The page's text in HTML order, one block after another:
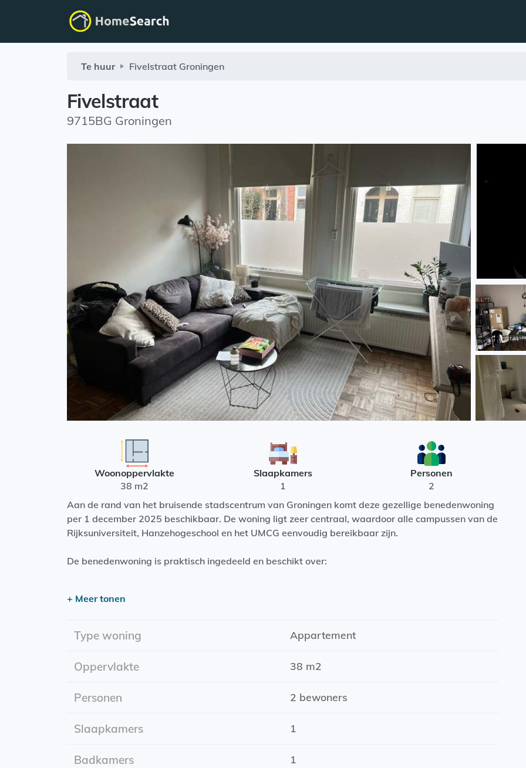
Te huur Fivelstraat Groningen
Fivelstraat
9715BG Groningen
Woonoppervlakte
38 m2
Slaapkamers
1
Personen
2
Aan de rand van het bruisende stadscentrum van Groningen komt deze gezellige benedenwoning
per 1 december 2025 beschikbaar. De woning ligt zeer centraal, waardoor alle campussen van de
Rijksuniversiteit, Hanzehogeschool en het UMCG eenvoudig bereikbaar zijn.
De benedenwoning is praktisch ingedeeld en beschikt over:
aparte keuken
een badkamer
een eigen tuin
Huurperiode: onbepaalde tijd
zeker de moeite waard!
+ Meer tonen
Type woning Appartement
Oppervlakte 38 m2
Personen 2 bewoners
Slaapkamers 1
Badkamers 1